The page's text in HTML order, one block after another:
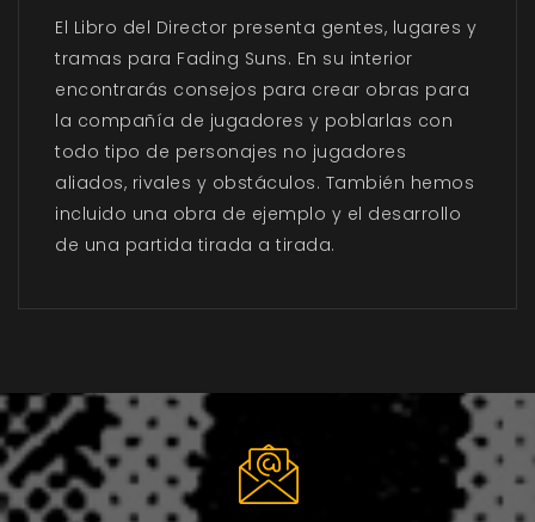
El Libro del Director presenta gentes, lugares y
tramas para Fading Suns. En su interior
encontrarás consejos para crear obras para
la compañía de jugadores y poblarlas con
todo tipo de personajes no jugadores
aliados, rivales y obstáculos. También hemos
incluido una obra de ejemplo y el desarrollo
de una partida tirada a tirada.